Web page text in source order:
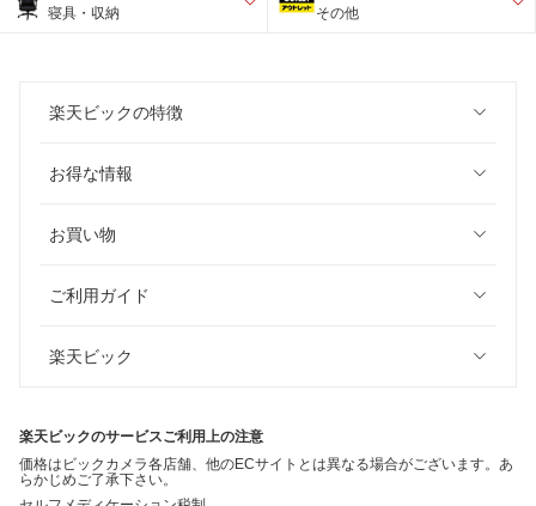
寝具・収納
その他
楽天ビックの特徴
お得な情報
お買い物
ご利用ガイド
楽天ビック
楽天ビックのサービスご利用上の注意
価格はビックカメラ各店舗、他のECサイトとは異なる場合がございます。あ
らかじめご了承下さい。